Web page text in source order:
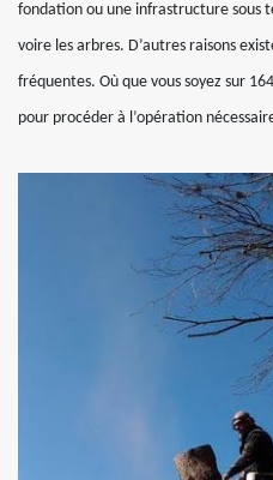
fondation ou une infrastructure sous
voire les arbres. D’autres raisons
fréquentes. Où que vous soyez sur
pour procéder à l’opération